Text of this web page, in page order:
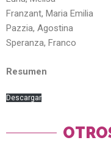
Franzant, Maria Emilia
Pazzia, Agostina
Speranza, Franco
Resumen
Descargar